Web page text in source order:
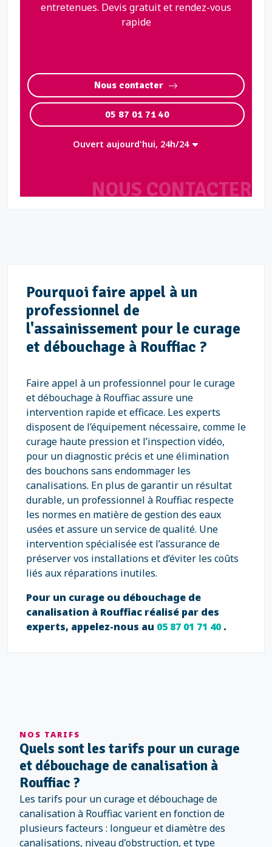
NOUS CONTACTER
entretenues. Devis gratuit et rendez-vous
rapide
Nous contacter
05 87 01 71 40
Ouvert aujourd'hui, 24h/24
Pourquoi faire appel à un
professionnel de
l'assainissement pour le curage
et débouchage à Rouffiac ?
Faire appel à un professionnel pour le curage
et débouchage à Rouffiac assure une
intervention rapide et efficace. Les experts
disposent de l’équipement nécessaire, comme le
curage haute pression et l’inspection vidéo,
pour un diagnostic précis et une élimination
des bouchons sans endommager les
canalisations. En plus de garantir un résultat
durable, un professionnel à Rouffiac respecte
les normes en matière de gestion des eaux
usées et assure un service de qualité. Une
intervention spécialisée est l’assurance de
préserver vos installations et d’éviter les coûts
liés aux réparations inutiles.
Pour un curage ou débouchage de
canalisation à Rouffiac réalisé par des
experts, appelez-nous au 05 87 01 71 40.
NOS TARIFS
Quels sont les tarifs pour un curage
et débouchage de canalisation à
Rouffiac ?
Les tarifs pour un curage et débouchage de
canalisation à Rouffiac varient en fonction de
plusieurs facteurs : longueur et diamètre des
canalisations, niveau d'obstruction, et type